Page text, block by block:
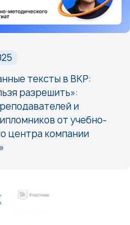
тексты в ВКР:
разрешить»:
и
от учебно-
центра компании